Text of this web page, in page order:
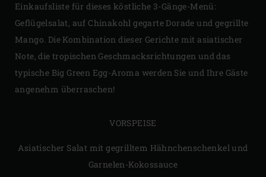
Einkaufsliste für dieses köstliche 3-Gänge-Menü:
Geflügelsalat, auf Chinakohl gegarte Dorade und gegrillte
Mango. Die Kombination dieser Gerichte mit asiatischer
Note, die tropischen Geschmacksrichtungen und das
typische Big Green Egg-Aroma werden Sie und Ihre Gäste
angenehm überraschen!
VORSPEISE
Asiatischer Salat mit gegrilltem Hähnchenschenkel und
Garnelen-Kokossauce